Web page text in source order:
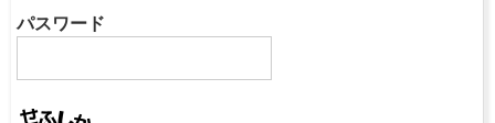
パスワード